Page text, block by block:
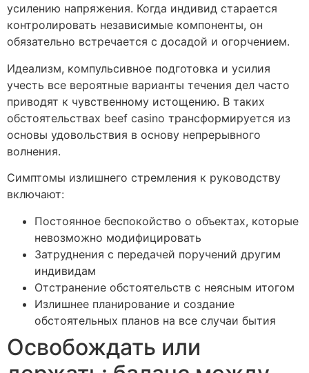
усилению напряжения. Когда индивид старается
контролировать независимые компоненты, он
обязательно встречается с досадой и огорчением.
Идеализм, компульсивное подготовка и усилия
учесть все вероятные варианты течения дел часто
приводят к чувственному истощению. В таких
обстоятельствах beef casino трансформируется из
основы удовольствия в основу непрерывного
волнения.
Симптомы излишнего стремления к руководству
включают:
Постоянное беспокойство о объектах, которые
невозможно модифицировать
Затруднения с передачей поручений другим
индивидам
Отстранение обстоятельств с неясным итогом
Излишнее планирование и создание
обстоятельных планов на все случаи бытия
Освобождать или